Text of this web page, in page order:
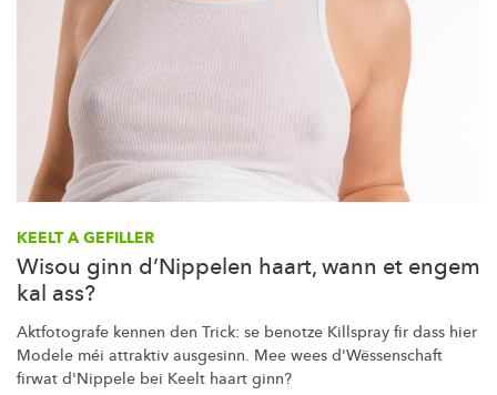
KEELT A GEFILLER
Wisou ginn d’Nippelen haart, wann et engem
kal ass?
Aktfotografe kennen den Trick: se benotze Killspray fir dass hier
Modele méi attraktiv ausgesinn. Mee wees d'Wëssenschaft
firwat d'Nippele bei Keelt haart ginn?